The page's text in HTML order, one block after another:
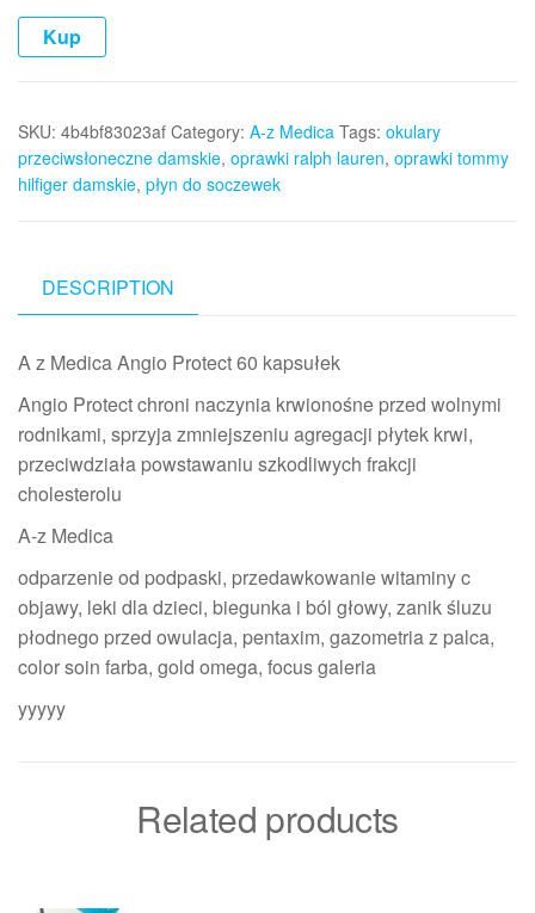
Kup
SKU: 4b4bf83023af Category: A-z Medica Tags: okulary
przeciwsłoneczne damskie, oprawki ralph lauren, oprawki tommy
hilfiger damskie, płyn do soczewek
DESCRIPTION
A z Medica Angio Protect 60 kapsułek
Angio Protect chroni naczynia krwionośne przed wolnymi
rodnikami, sprzyja zmniejszeniu agregacji płytek krwi,
przeciwdziała powstawaniu szkodliwych frakcji
cholesterolu
A-z Medica
odparzenie od podpaski, przedawkowanie witaminy c
objawy, leki dla dzieci, biegunka i ból głowy, zanik śluzu
płodnego przed owulacja, pentaxim, gazometria z palca,
color soin farba, gold omega, focus galeria
yyyyy
Related products